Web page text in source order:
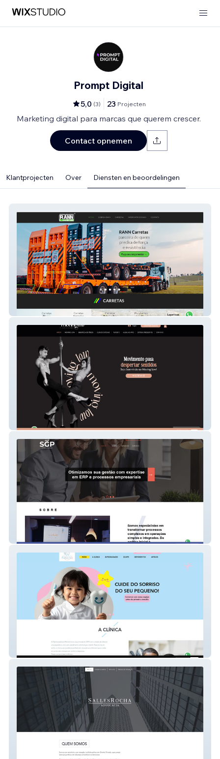
Prompt Digital
5,0 (3) 23 Projecten
Marketing digital para marcas que querem crescer.
Contact opnemen
Klantprojecten Over Diensten en beoordelingen
RANN Carretas
Moving Low
SGP Inteligência
Felicitá Odonto